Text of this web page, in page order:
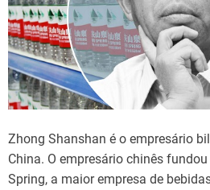
Zhong Shanshan é o empresário
China. O empresário chinês
Spring, a maior empresa de